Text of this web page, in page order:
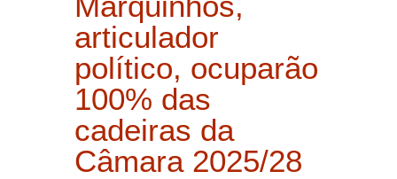
articulador
político, ocuparão
100% das
cadeiras da
Câmara 2025/28